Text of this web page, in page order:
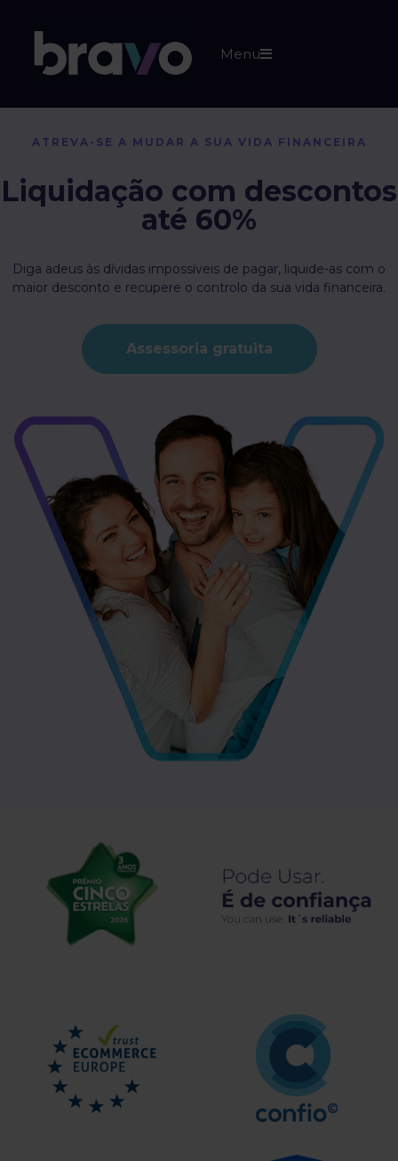
Menu
ATREVA-SE A MUDAR A SUA VIDA FINANCEIRA
Liquidação com descontos
até 60%
Diga adeus às dívidas impossíveis de pagar, liquide-as com o
maior desconto e recupere o controlo da sua vida financeira.
Assessoria gratuita